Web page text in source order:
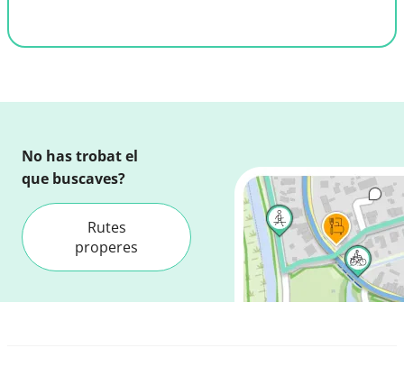
No has trobat el
que buscaves?
Rutes
properes